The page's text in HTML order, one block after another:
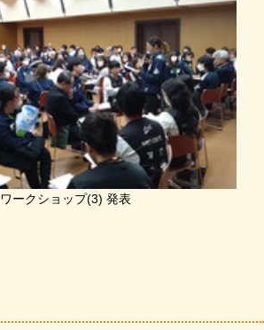
ワークショップ(3) 発表